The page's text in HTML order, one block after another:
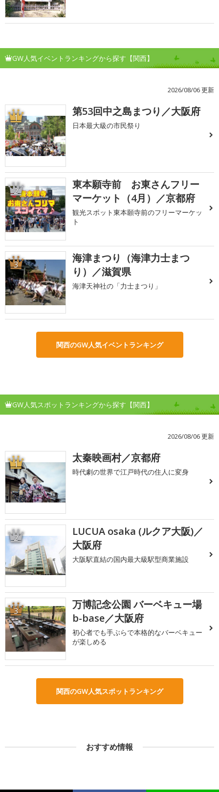
GW人気イベントランキングから探す【関西】
2026/08/06 更新
1 第53回中之島まつり／大阪府
日本最大級の市民祭り
2
東本願寺前 お東さんフリー
マーケット（4月）／京都府
観光スポット東本願寺前のフリーマーケッ
ト
3
海津まつり（海津力士まつ
り）／滋賀県
海津天神社の「力士まつり」
関西のGW人気イベントランキング
GW人気スポットランキングから探す【関西】
2026/08/06 更新
1 太秦映画村／京都府
時代劇の世界で江戸時代の住人に変身
2
LUCUA osaka (ルクア大阪)／
大阪府
大阪駅直結の国内最大級駅型商業施設
3
万博記念公園 バーベキュー場
b-base／大阪府
初心者でも手ぶらで本格的なバーベキュー
が楽しめる
関西のGW人気スポットランキング
おすすめ情報